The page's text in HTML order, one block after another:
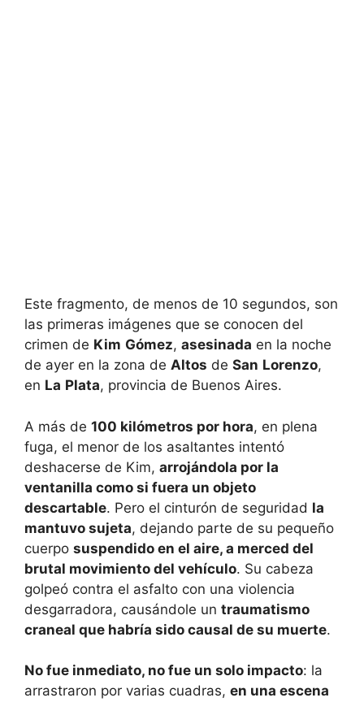
Este fragmento, de menos de 10 segundos, son
las primeras imágenes que se conocen del
crimen de Kim Gómez, asesinada en la noche
de ayer en la zona de Altos de San Lorenzo,
en La Plata, provincia de Buenos Aires.
A más de 100 kilómetros por hora, en plena
fuga, el menor de los asaltantes intentó
deshacerse de Kim, arrojándola por la
ventanilla como si fuera un objeto
descartable. Pero el cinturón de seguridad la
mantuvo sujeta, dejando parte de su pequeño
cuerpo suspendido en el aire, a merced del
brutal movimiento del vehículo. Su cabeza
golpeó contra el asfalto con una violencia
desgarradora, causándole un traumatismo
craneal que habría sido causal de su muerte.
No fue inmediato, no fue un solo impacto: la
arrastraron por varias cuadras, en una escena